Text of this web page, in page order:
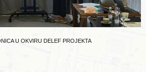
U OKVIRU DELEF PROJEKTA